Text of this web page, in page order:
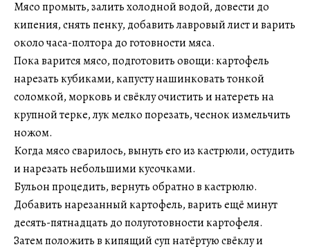
Мясо промыть, залить холодной водой, довести до
кипения, снять пенку, добавить лавровый лист и варить
около часа-полтора до готовности мяса.
Пока варится мясо, подготовить овощи: картофель
нарезать кубиками, капусту нашинковать тонкой
соломкой, морковь и свёклу очистить и натереть на
крупной терке, лук мелко порезать, чеснок измельчить
ножом.
Когда мясо сварилось, вынуть его из кастрюли, остудить
и нарезать небольшими кусочками.
Бульон процедить, вернуть обратно в кастрюлю.
Добавить нарезанный картофель, варить ещё минут
десять-пятнадцать до полуготовности картофеля.
Затем положить в кипящий суп натёртую свёклу и